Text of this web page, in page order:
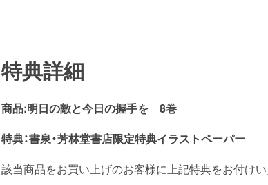
特典詳細
商品:明日の敵と今日の握手を 8巻
特典：書泉・芳林堂書店限定特典イラストペーパー
該当商品をお買い上げのお客様に上記特典をお付け